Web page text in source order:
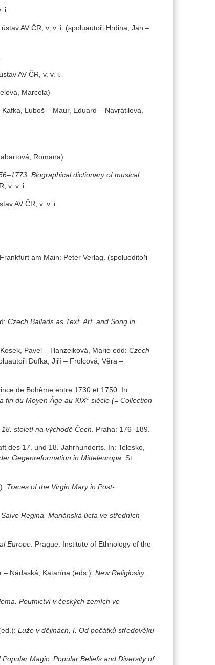
i.
ústav AV ČR, v. v. i. (spoluautoři Hrdina, Jan –
AV ČR, v. v. i.
Marcela)
Luboš – Maur, Eduard – Navrátilová,
Romana)
Biographical dictionary of musical
v. v. i.
AV ČR, v. v. i.
. Frankfurt am Main: Peter Verlag. (spolueditoři
Czech Ballads as Text, Art, and Song in
Pavel – Hanzelková, Marie edd: Czech
Dufka, Jiří – Frolcová, Věra –
de Bohême entre 1730 et 1750. In:
fin du Moyen Âge au XIXe siècle (= Collection
století na východě Čech . Praha: 176–189.
des 17. und 18. Jahrhunderts. In: Telesko,
Gegenreformation in Mitteleuropa . St.
Traces of the Virgin Mary in Post-
Salve Regina. Mariánská úcta ve středních
Europe . Prague: Institute of Ethnology of the
– Nádaská, Katarína (eds.): New Religiosity.
Poutnictví v českých zemích ve
Luže v dějinách, I. Od počátků středověku
Magic, Popular Beliefs and Diversity of